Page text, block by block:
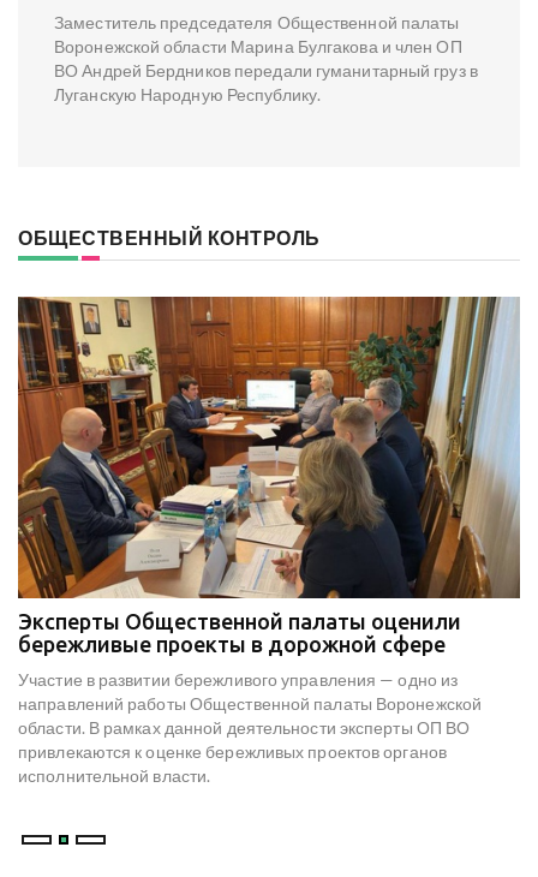
Заместитель председателя Общественной палаты
Воронежской области Марина Булгакова и член ОП
ВО Андрей Бердников передали гуманитарный груз в
Луганскую Народную Республику.
ОБЩЕСТВЕННЫЙ КОНТРОЛЬ
Эксперты Общественной палаты оценили
бережливые проекты в дорожной сфере
Участие в развитии бережливого управления — одно из
направлений работы Общественной палаты Воронежской
области. В рамках данной деятельности эксперты ОП ВО
привлекаются к оценке бережливых проектов органов
исполнительной власти.